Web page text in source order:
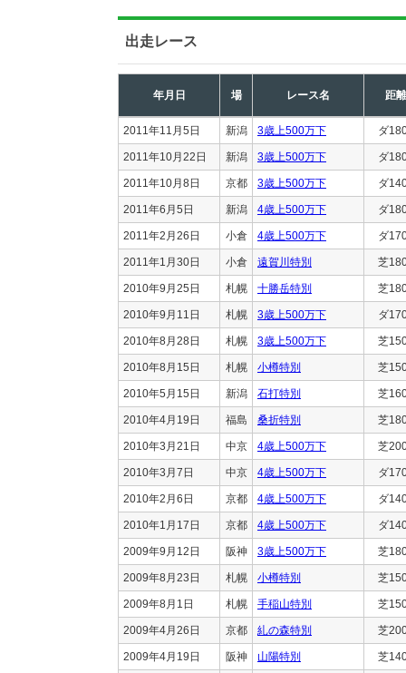
出走レース
年月日 場 レース名 距離
2011年11月5日 新潟 3歳上500万下 ダ
2011年10月22日 新潟 3歳上500万下 ダ
2011年10月8日 京都 3歳上500万下 ダ
2011年6月5日 新潟 4歳上500万下 ダ
2011年2月26日 小倉 4歳上500万下 ダ
2011年1月30日 小倉 遠賀川特別 芝
2010年9月25日 札幌 十勝岳特別 芝
2010年9月11日 札幌 3歳上500万下 ダ
2010年8月28日 札幌 3歳上500万下 芝
2010年8月15日 札幌 小樽特別 芝
2010年5月15日 新潟 石打特別 芝
2010年4月19日 福島 桑折特別 芝
2010年3月21日 中京 4歳上500万下 芝
2010年3月7日 中京 4歳上500万下 ダ
2010年2月6日 京都 4歳上500万下 ダ
2010年1月17日 京都 4歳上500万下 ダ
2009年9月12日 阪神 3歳上500万下 芝
2009年8月23日 札幌 小樽特別 芝
2009年8月1日 札幌 手稲山特別 芝
2009年4月26日 京都 糺の森特別 芝
2009年4月19日 阪神 山陽特別 芝